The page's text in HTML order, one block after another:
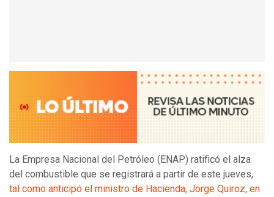
La Empresa Nacional del Petróleo (ENAP) ratificó el alza
del combustible que se registrará a partir de este jueves,
tal como anticipó el ministro de Hacienda, Jorge Quiroz, en